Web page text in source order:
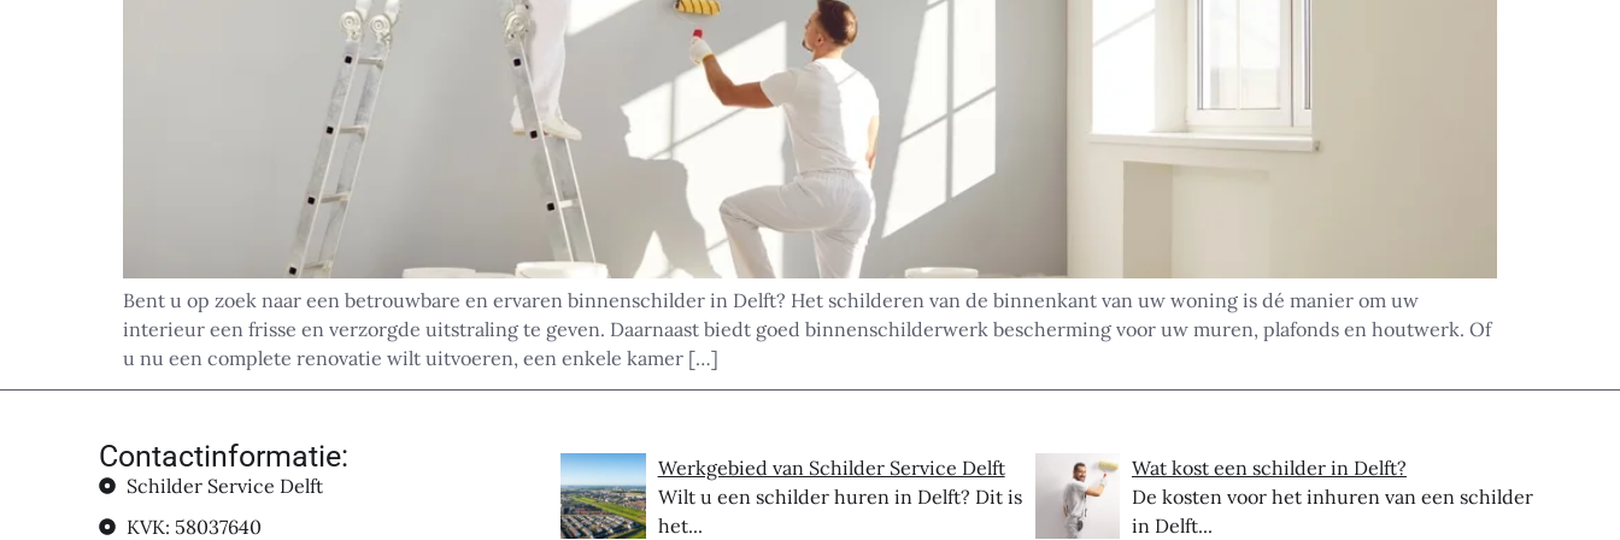
Bent u op zoek naar een betrouwbare en ervaren binnenschilder in Delft? Het schilderen van de binnenkant van uw woning is dé manier om uw
interieur een frisse en verzorgde uitstraling te geven. Daarnaast biedt goed binnenschilderwerk bescherming voor uw muren, plafonds en houtwerk. Of
u nu een complete renovatie wilt uitvoeren, een enkele kamer […]
Contactinformatie:
Schilder Service Delft
KVK: 58037640
Werkgebied van Schilder Service Delft
Wilt u een schilder huren in Delft? Dit is
het...
Wat kost een schilder in Delft?
De kosten voor het inhuren van een schilder
in Delft...